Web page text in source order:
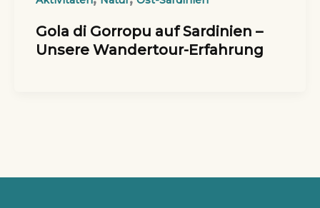
Gola di Gorropu auf Sardinien –
Unsere Wandertour-Erfahrung